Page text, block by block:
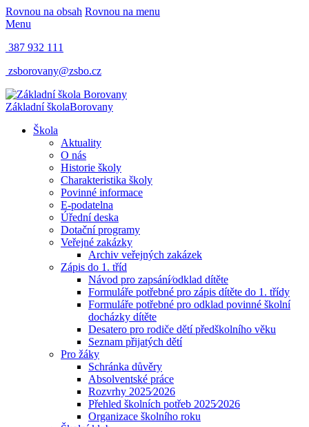
Rovnou na obsah Rovnou na menu
Menu
387 932 111
zsborovany@zsbo.cz
Základní školaBorovany
Škola
Aktuality
O nás
Historie školy
Charakteristika školy
Povinné informace
E-podatelna
Úřední deska
Dotační programy
Veřejné zakázky
Archiv veřejných zakázek
Zápis do 1. tříd
Návod pro zapsání⁄odklad dítěte
Formuláře potřebné pro zápis dítěte do 1. třídy
Formuláře potřebné pro odklad povinné školní
docházky dítěte
Desatero pro rodiče dětí předškolního věku
Seznam přijatých dětí
Pro žáky
Schránka důvěry
Absolventské práce
Rozvrhy 2025⁄2026
Přehled školních potřeb 2025⁄2026
Organizace školního roku